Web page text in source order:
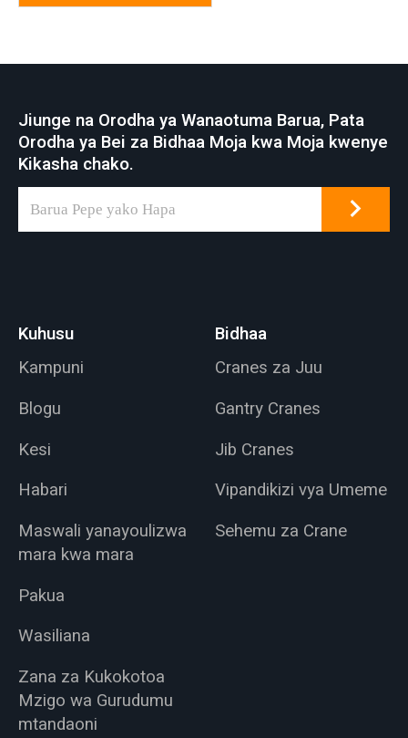
Jiunge na Orodha ya Wanaotuma Barua, Pata
Orodha ya Bei za Bidhaa Moja kwa Moja kwenye
Kikasha chako.
Kuhusu
Kampuni
Blogu
Kesi
Habari
Maswali yanayoulizwa
mara kwa mara
Pakua
Wasiliana
Zana za Kukokotoa
Mzigo wa Gurudumu
mtandaoni
Bidhaa
Cranes za Juu
Gantry Cranes
Jib Cranes
Vipandikizi vya Umeme
Sehemu za Crane